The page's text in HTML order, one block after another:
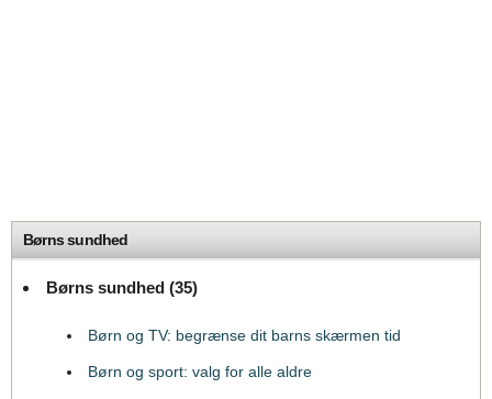
Børns sundhed
Børns sundhed (35)
Børn og TV: begrænse dit barns skærmen tid
Børn og sport: valg for alle aldre